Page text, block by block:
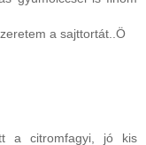
a sajttortát..Ö
a citromfagyi, jó kis